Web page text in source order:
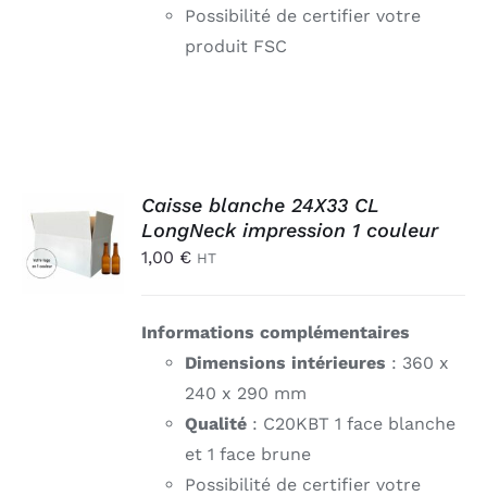
Possibilité de certifier votre
produit FSC
PANIER
/
Caisse blanche 24X33 CL
LongNeck impression 1 couleur
1,00 € HT
Informations complémentaires
Dimensions intérieures : 360 x
240 x 290 mm
Qualité : C20KBT 1 face blanche
et 1 face brune
Possibilité de certifier votre